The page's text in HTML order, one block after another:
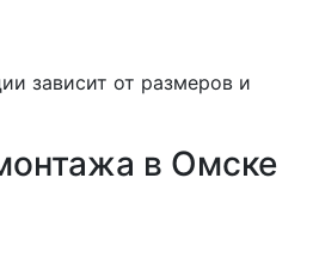
зависит от размеров и
в Омске